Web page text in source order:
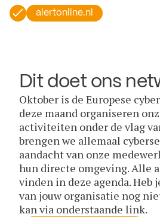
alertonline.nl
Dit doet ons
Oktober is de Europese
deze maand organiseren
activiteiten onder de vlag
brengen we allemaal
aandacht van onze
hun directe omgeving. Alle
vinden in deze agenda.
van jouw organisatie nog
kan via onderstaande link.